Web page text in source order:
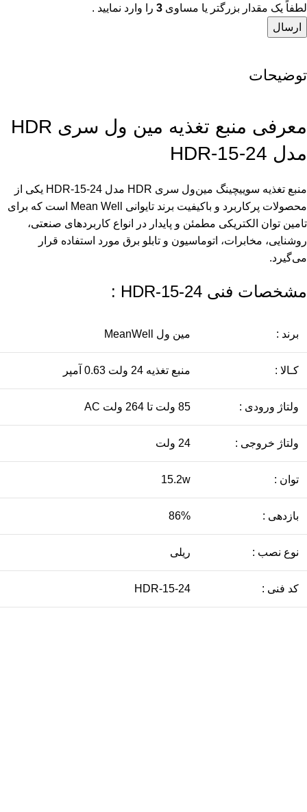
لطفاً یک مقدار بزرگتر یا مساوی 3 را وارد نمایید .
توضیحات
معرفی منبع تغذیه مین ول سری HDR
مدل HDR-15-24
منبع تغذیه سوییچینگ مین‌ول سری HDR مدل HDR-15-24 یکی از
محصولات پرکاربرد و باکیفیت برند تایوانی Mean Well است که برای
تامین توان الکتریکی مطمئن و پایدار در انواع کاربردهای صنعتی،
روشنایی، مخابرات، اتوماسیون و تابلو برق مورد استفاده قرار
می‌گیرد.
مشخصات فنی HDR-15-24 :
برند : مین ول MeanWell
کـالا : منبع تغذیه 24 ولت 0.63 آمپر
ولتاژ ورودی : 85 ولت تا 264 ولت AC
ولتاژ خروجی : 24 ولت
توان : 15.2w
بازدهی : 86%
نوع نصب : ریلی
کد فنی : HDR-15-24